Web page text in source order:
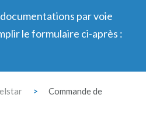
par voie
le formulaire ci-après :
>
Commande de